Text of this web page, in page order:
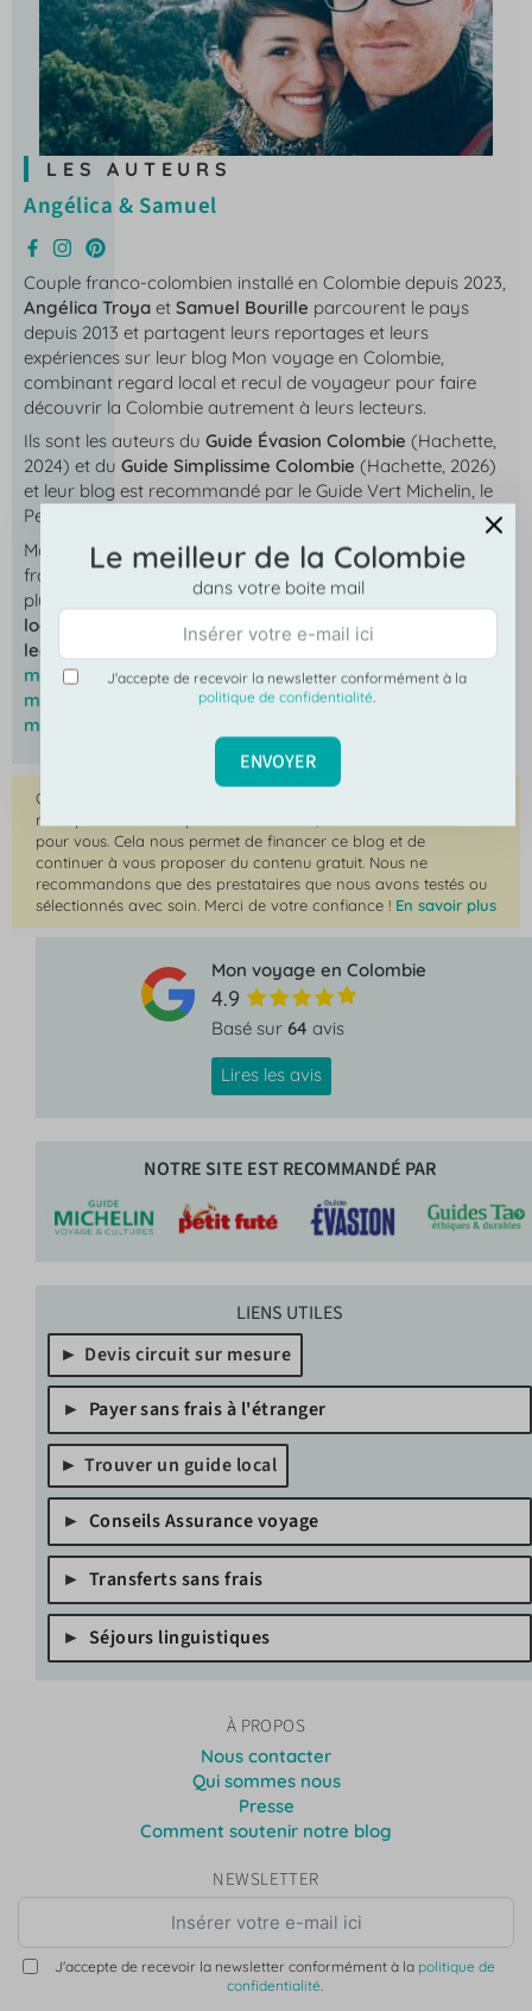
LES AUTEURS
Angélica & Samuel
Couple franco-colombien installé en Colombie depuis 2023,
Angélica Troya et Samuel Bourille parcourent le pays
depuis 2013 et partagent leurs reportages et leurs
expériences sur leur blog Mon voyage en Colombie
combinant regard local et recul de voyageur pour faire
découvrir la Colombie autrement à leurs lecteurs.
Ils sont les auteurs du Guide Évasion Colombie (Hachette,
2024) et du Guide Simplissime Colombie (Hachette, 2026)
et leur blog est recommandé par le Guide Vert Michelin, le
Petit Futé et le Guide Tao Monde.
Mon voyage en Colombieest devenu la référence
francophone pour préparer un voyage en Colombie, avec
plus de
400 articles publiés, un réseau de
locales partenaireset une communauté de plus de
lecteurs mensuels
monvoyageencolombie.com en français,
miviajeporcolombia.comen espagnol et
mytriptocolombia.com
Certains liens de ce site sont des liens affiliés : si vous les utilisez,
nous percevons une petite commission, sans aucun surcoût
pour vous. Cela nous permet de financer ce blog et de
continuer à vous proposer du contenu gratuit. Nous ne
recommandons que des prestataires que nous avons testés ou
sélectionnés avec soin. Merci de votre confiance ! En savoir plus
Mon voyage en Colombie
4.9
Basé sur 64 avis
Lires les avis
NOTRE SITE EST RECOMMANDÉ PAR
LIENS UTILES
Devis circuit sur mesure
Payer sans frais à l'étranger
Trouver un guide local
Conseils Assurance voyage
Transferts sans frais
Séjours linguistiques
À PROPOS
Nous contacter
Qui sommes nous
Presse
Comment soutenir notre blog
NEWSLETTER
J'accepte de recevoir la newsletter conformément à la politique de
confidentialité.
Le meilleur de la Colombie
dans votre boite mail
J'accepte de recevoir la newsletter conformément à la
politique de confidentialité.
ENVOYER